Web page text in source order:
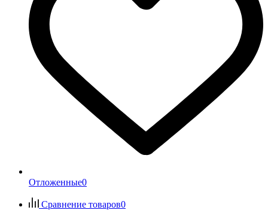
Отложенные0
Сравнение товаров0